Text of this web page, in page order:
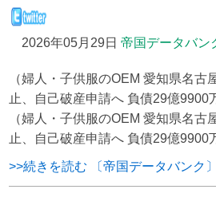
2026年05月29日 帝国データバン
（婦人・子供服のOEM 愛知県名古
止、自己破産申請へ 負債29億9900
（婦人・子供服のOEM 愛知県名古
止、自己破産申請へ 負債29億9900
>>続きを読む 〔帝国データバンク〕